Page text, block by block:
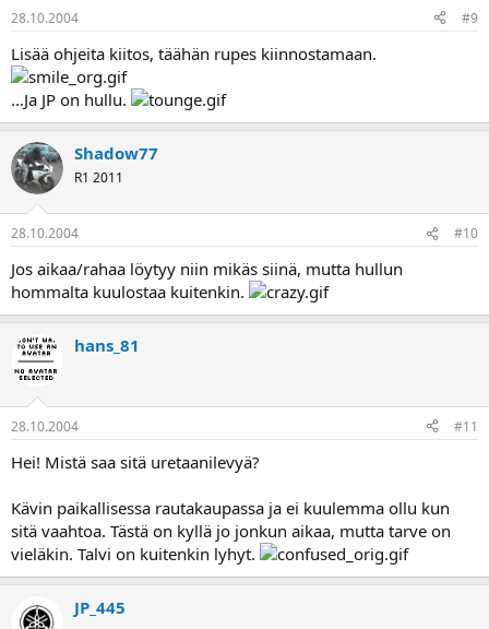
28.10.2004 #9
Lisää ohjeita kiitos, täähän rupes kiinnostamaan.
...Ja JP on hullu.
Shadow77
R1 2011
28.10.2004 #10
Jos aikaa/rahaa löytyy niin mikäs siinä, mutta hullun
hommalta kuulostaa kuitenkin.
hans_81
28.10.2004 #11
Hei! Mistä saa sitä uretaanilevyä?
Kävin paikallisessa rautakaupassa ja ei kuulemma ollu kun
sitä vaahtoa. Tästä on kyllä jo jonkun aikaa, mutta tarve on
vieläkin. Talvi on kuitenkin lyhyt.
JP_445